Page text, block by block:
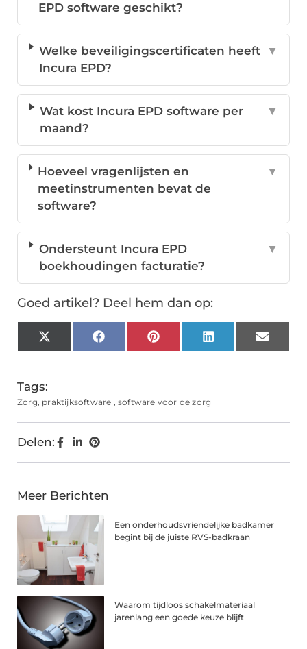
EPD software geschikt?
Welke beveiligingscertificaten heeft
Incura EPD?
▼
Wat kost Incura EPD software per
maand?
▼
Hoeveel vragenlijsten en
meetinstrumenten bevat de
software?
▼
Ondersteunt Incura EPD
boekhoudingen facturatie?
▼
Goed artikel? Deel hem dan op:
X
(Twitter)
FacebookPinterestLinkedInEmail
Tags:
Zorg, praktijksoftware ,software voor de zorg
Delen:
Meer Berichten
Een onderhoudsvriendelijke badkamer
begint bij de juiste RVS-badkraan
Waarom tijdloos schakelmateriaal
jarenlang een goede keuze blijft